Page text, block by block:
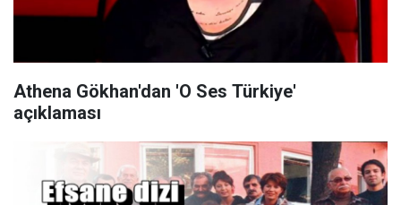
Athena Gökhan'dan 'O Ses Türkiye'
açıklaması